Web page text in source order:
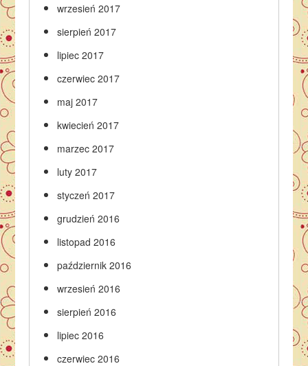
wrzesień 2017
sierpień 2017
lipiec 2017
czerwiec 2017
maj 2017
kwiecień 2017
marzec 2017
luty 2017
styczeń 2017
grudzień 2016
listopad 2016
październik 2016
wrzesień 2016
sierpień 2016
lipiec 2016
czerwiec 2016